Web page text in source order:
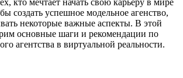
создать успешное модельное агенство,
некоторые важные аспекты. В этой
основные шаги и рекомендации по
агентства в виртуальной реальности.